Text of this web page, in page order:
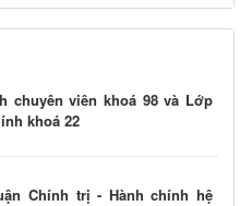
chuyên viên khoá 98 và Lớp
khoá 22
Chính trị - Hành chính hệ